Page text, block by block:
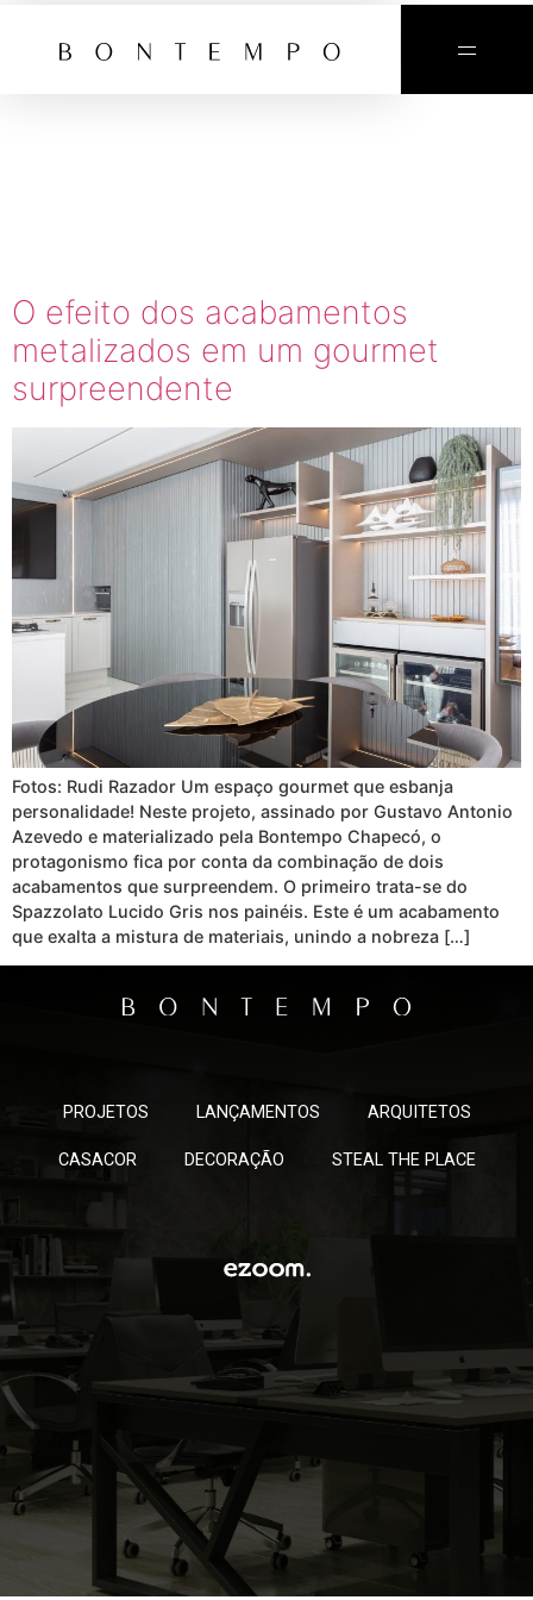
O efeito dos acabamentos
metalizados em um gourmet
surpreendente
Fotos: Rudi Razador Um espaço gourmet que esbanja
personalidade! Neste projeto, assinado por Gustavo Antonio
Azevedo e materializado pela Bontempo Chapecó, o
protagonismo fica por conta da combinação de dois
acabamentos que surpreendem. O primeiro trata-se do
Spazzolato Lucido Gris nos painéis. Este é um acabamento
que exalta a mistura de materiais, unindo a nobreza […]
PROJETOS LANÇAMENTOS ARQUITETOS
CASACOR DECORAÇÃO STEAL THE PLACE